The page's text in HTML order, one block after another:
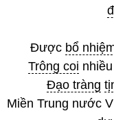
Được bổ
Trông coi nhiều
Đạo tràng
Miền Trung nước